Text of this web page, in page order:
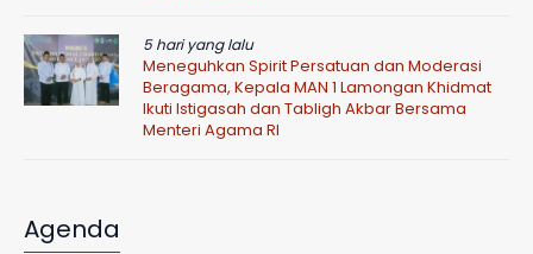
5 hari yang lalu
Meneguhkan Spirit Persatuan dan Moderasi
Beragama, Kepala MAN 1 Lamongan Khidmat
Ikuti Istigasah dan Tabligh Akbar Bersama
Menteri Agama RI
Agenda